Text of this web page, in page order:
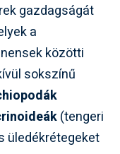
gazdagságát
a
közötti
sokszínű
(tengeri
üledékrétegeket